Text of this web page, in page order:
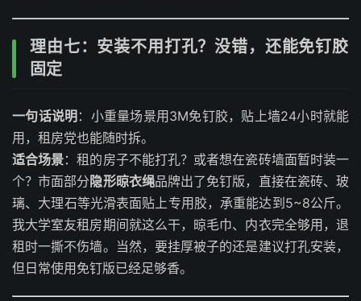
理由七：安装不用打孔？没错，还能免钉胶
固定
一句话说明 ：小重量场景用3M免钉胶，贴上墙24小时就能
用，租房党也能随时拆。
适合场景：租的房子不能打孔？或者想在瓷砖墙面暂时装一
个？市面部分 隐形晾衣绳品牌出了免钉版，直接在瓷砖、玻
璃、大理石等光滑表面贴上专用胶，承重能达到5~8公斤。
我大学室友租房期间就这么干，晾毛巾、内衣完全够用，退
租时一撕不伤墙。当然，要挂厚被子的还是建议打孔安装，
但日常使用免钉版已经足够香。